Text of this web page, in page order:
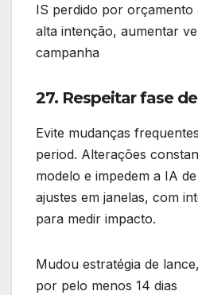
IS perdido por orçamento
alta intenção, aumentar
campanha
27. Respeitar fase
Evite mudanças
period. Alterações
modelo e impedem a IA
ajustes em janelas, com
para medir impacto.
Mudou estratégia de
por pelo menos 14 dias